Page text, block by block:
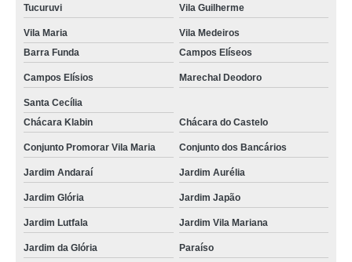
Tucuruvi Vila Guilherme
Vila Maria
Vila Medeiros
Barra Funda
Campos Elíseos
Campos Elísios Marechal Deodoro
Santa Cecília
Chácara Klabin
Chácara do Castelo
Conjunto Promorar Vila Maria Conjunto dos Bancários
Jardim Andaraí Jardim Aurélia
Jardim Glória Jardim Japão
Jardim Lutfala Jardim Vila Mariana
Jardim da Glória Paraíso